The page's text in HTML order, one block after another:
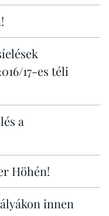
17-es téli
a
Höhén!
innen